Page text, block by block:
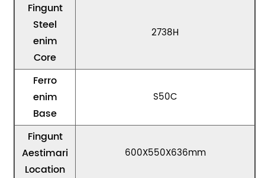
Fingunt
Steel
enim
Core
2738H
Ferro
enim
Base
S50C
Fingunt
Aestimari
Location
600X550X636mm